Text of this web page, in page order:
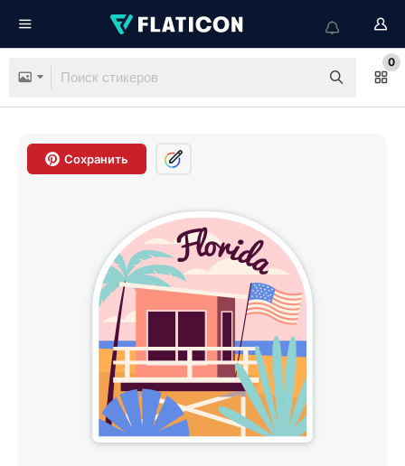
0
Сохранить